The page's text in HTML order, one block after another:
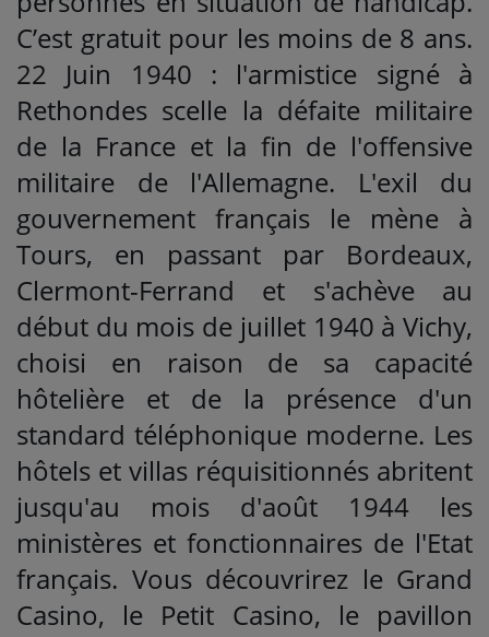
C’est gratuit pour les moins de 8 ans.
22 Juin 1940 : l'armistice signé à
Rethondes scelle la défaite militaire
de la France et la fin de l'offensive
militaire de l'Allemagne. L'exil du
gouvernement français le mène à
Tours, en passant par Bordeaux,
Clermont-Ferrand et s'achève au
début du mois de juillet 1940 à Vichy,
choisi en raison de sa capacité
hôtelière et de la présence d'un
standard téléphonique moderne. Les
hôtels et villas réquisitionnés abritent
jusqu'au mois d'août 1944 les
ministères et fonctionnaires de l'Etat
français. Vous découvrirez le Grand
Casino, le Petit Casino, le pavillon